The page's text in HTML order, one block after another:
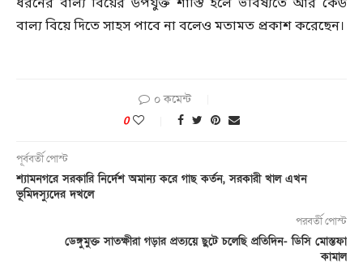
ধরনের বাল্য বিয়ের উপযুক্ত শাস্তি হলে ভবিষ্যতে আর কেউ
বাল্য বিয়ে দিতে সাহস পাবে না বলেও মতামত প্রকাশ করেছেন।
০ কমেন্ট
0
পূর্ববর্তী পোস্ট
শ্যামনগরে সরকারি নির্দেশ অমান্য করে গাছ কর্তন, সরকারী খাল এখন
ভূমিদস্যুদের দখলে
পরবর্তী পোস্ট
ডেঙ্গুমুক্ত সাতক্ষীরা গড়ার প্রত্যয়ে ছুটে চলেছি প্রতিদিন- ডিসি মোস্তফা
কামাল